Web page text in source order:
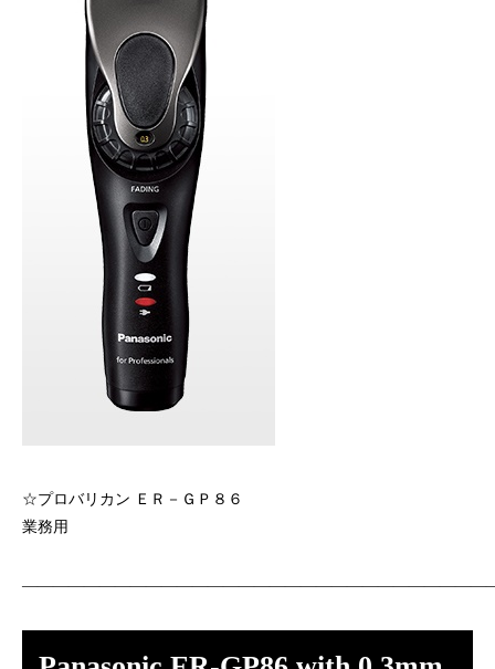
☆プロバリカン ＥＲ－ＧＰ８６
業務用